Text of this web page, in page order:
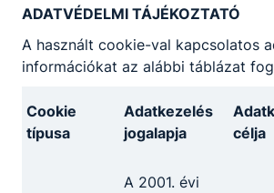
gépeket, érdekli a forgácsolás és
előállítása.
KOMPETENCIAELVÁRÁS
Kreativitás, önállóság,
problémamegoldó képesség.
ADATVÉDELMI TÁJÉKOZTATÓ
A használt cookie-val kapcsolatos
információkat az alábbi táblázat
Cookie
típusa
Adatkezelés
jogalapja
célja
A 2001. évi